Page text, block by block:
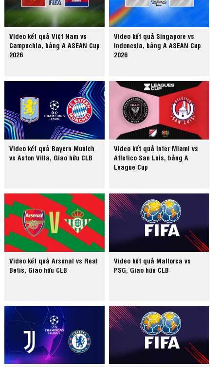
Video kết quả Việt Nam vs
Campuchia, bảng A ASEAN Cup
2026
Video kết quả Singapore vs
Indonesia, bảng A ASEAN Cup
2026
Video kết quả Bayern Munich
vs Aston Villa, Giao hữu CLB
Video kết quả Inter Miami vs
Atletico San Luis, bảng A
League Cup
Video kết quả Arsenal vs Real
Betis, Giao hữu CLB
Video kết quả Mallorca vs
PSG, Giao hữu CLB